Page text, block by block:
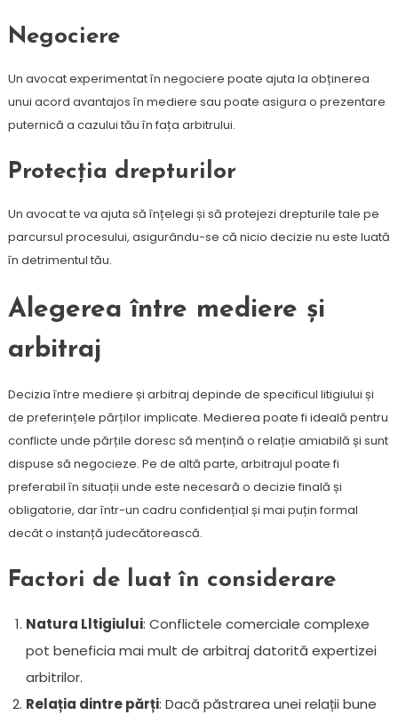
Negociere
Un avocat experimentat în negociere poate ajuta la obținerea
unui acord avantajos în mediere sau poate asigura o prezentare
puternică a cazului tău în fața arbitrului.
Protecția drepturilor
Un avocat te va ajuta să înțelegi și să protejezi drepturile tale pe
parcursul procesului, asigurându-se că nicio decizie nu este luată
în detrimentul tău.
Alegerea între mediere și
arbitraj
Decizia între mediere și arbitraj depinde de specificul litigiului și
de preferințele părților implicate. Medierea poate fi ideală pentru
conflicte unde părțile doresc să mențină o relație amiabilă și sunt
dispuse să negocieze. Pe de altă parte, arbitrajul poate fi
preferabil în situații unde este necesară o decizie finală și
obligatorie, dar într-un cadru confidențial și mai puțin formal
decât o instanță judecătorească.
Factori de luat în considerare
Natura Lltigiului: Conflictele comerciale complexe
pot beneficia mai mult de arbitraj datorită expertizei
arbitrilor.
Relația dintre părți: Dacă păstrarea unei relații bune